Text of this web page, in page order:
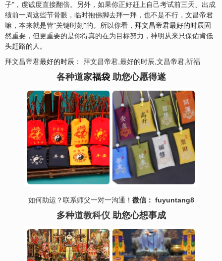
子"，虔诚度直接翻倍。另外，如果你正好赶上自己考试前三天、出成
绩前一周这些节骨眼，临时抱佛脚去拜一拜，也不是不行，文昌帝君
嘛，本来就是管"关键时刻"的。所以你看， 拜文昌帝君最好的时辰固
然重要，但更重要的是你得真的在为目标努力，神明从来只保佑肯低
头赶路的人。
拜文昌帝君最好的时辰 ： 拜文昌帝君,最好的时辰,文昌帝君,祈福
各种道家福袋助您心愿得遂
如何助运？联系师父一对一沟通！ 微信： fuyuntang8
多种道教科仪助您心想事成